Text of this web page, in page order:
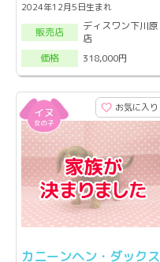
2024年12月5日生まれ
販売店
ディスワン下川原
店
価格
318,000円
お気に入り
カニーンヘン・ダックス